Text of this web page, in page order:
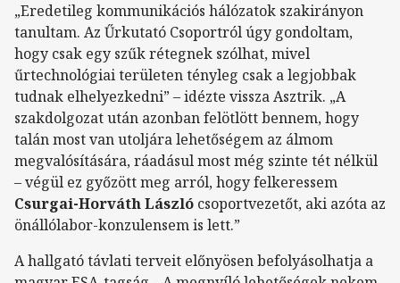
„Eredetileg kommunikációs hálózatok szakirányon
tanultam. Az Űrkutató Csoportról úgy gondoltam,
hogy csak egy szűk rétegnek szólhat, mivel
űrtechnológiai területen tényleg csak a legjobbak
tudnak elhelyezkedni” – idézte vissza Asztrik. „A
szakdolgozat után azonban felötlött bennem, hogy
talán most van utoljára lehetőségem az álmom
megvalósítására, ráadásul most még szinte tét nélkül
– végül ez győzött meg arról, hogy felkeressem
Csurgai-Horváth László csoportvezetőt, aki azóta az
önállólabor-konzulensem is lett.”
A hallgató távlati terveit előnyösen befolyásolhatja a